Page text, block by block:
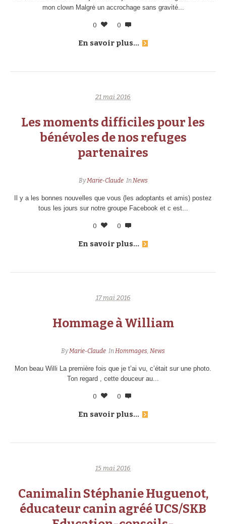
mon clown Malgrė un accrochage sans gravité...
0 0
En savoir plus...
21 mai 2016
Les moments difficiles pour les
bénévoles de nos refuges
partenaires
ByMarie-Claude InNews
Il y a les bonnes nouvelles que vous (les adoptants et amis) postez
tous les jours sur notre groupe Facebook et c est...
0 0
En savoir plus...
17 mai 2016
Hommage à William
ByMarie-Claude InHommages, News
Mon beau Willi La première fois que je t’ai vu, c’était sur une photo.
Ton regard , cette douceur au...
0 0
En savoir plus...
15 mai 2016
Canimalin Stéphanie Huguenot,
éducateur canin agréé UCS/SKB